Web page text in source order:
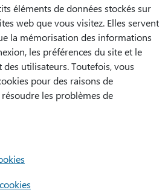
éléments de données stockés sur
web que vous visitez. Elles servent
la mémorisation des informations
les préférences du site et le
utilisateurs. Toutefois, vous
pour des raisons de
les problèmes de